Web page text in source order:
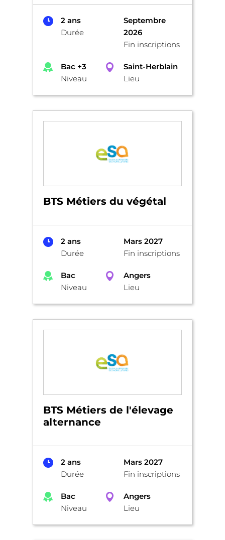
2 ans
Durée
Septembre
2026
Fin inscriptions
Bac +3
Niveau
Saint-Herblain
Lieu
BTS Métiers du végétal
2 ans
Durée
Mars 2027
Fin inscriptions
Bac
Niveau
Angers
Lieu
BTS Métiers de l'élevage
alternance
2 ans
Durée
Mars 2027
Fin inscriptions
Bac
Niveau
Angers
Lieu